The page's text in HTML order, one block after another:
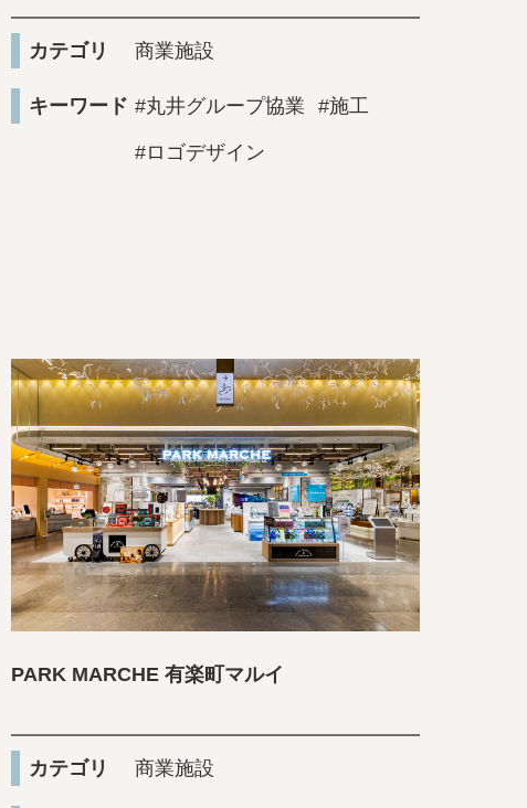
カテゴリ 商業施設
キーワード #丸井グループ協業 #施工
#ロゴデザイン
PARK MARCHE 有楽町マルイ
カテゴリ 商業施設